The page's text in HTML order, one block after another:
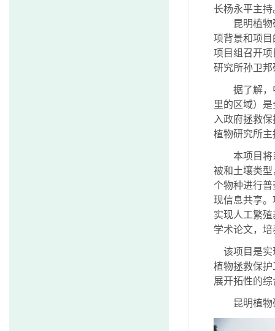
长杨永平主持
昆明植
项背景和项
项目组召开
研究所孙卫
据了解，
里的区域）
入政府拯救
植物研究所
本项目将
被和土壤类
个物种进行
现信息共享
实现人工繁
学术论文，
该项目是
植物拯救保护
展开拓性的
昆明植